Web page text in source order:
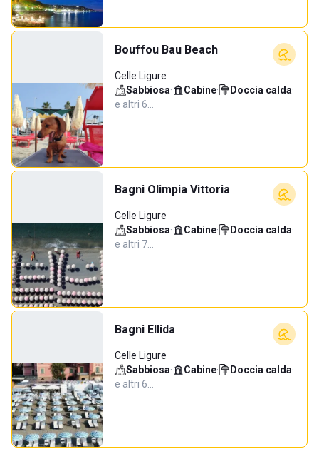
Bouffou Bau Beach
Celle Ligure
Sabbiosa· Cabine· Doccia calda·
e altri 6…
Bagni Olimpia Vittoria
Celle Ligure
Sabbiosa· Cabine· Doccia calda·
e altri 7…
Bagni Ellida
Celle Ligure
Sabbiosa· Cabine· Doccia calda·
e altri 6…